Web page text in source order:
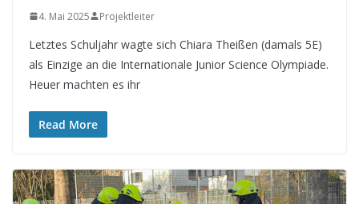
4. Mai 2025 Projektleiter
Letztes Schuljahr wagte sich Chiara Theißen (damals 5E)
als Einzige an die Internationale Junior Science Olympiade.
Heuer machten es ihr
Read More